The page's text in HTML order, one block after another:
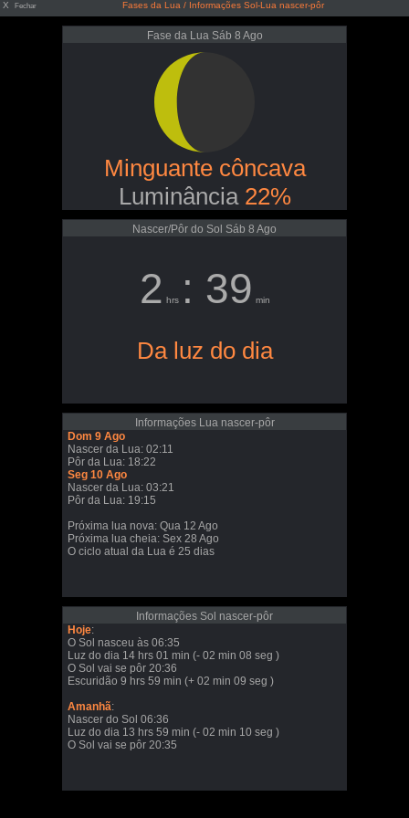
X Fechar Fases da Lua / Informações Sol-Lua nascer-pôr
Fase da Lua Sáb 8 Ago
Minguante côncava
Luminância 22%
Nascer/Pôr do Sol Sáb 8 Ago
2 hrs : 39 min
Da luz do dia
Informações Lua nascer-pôr
Dom 9 Ago
Nascer da Lua: 02:11
Pôr da Lua: 18:22
Seg 10 Ago
Nascer da Lua: 03:21
Pôr da Lua: 19:15
Próxima lua nova: Qua 12 Ago
Próxima lua cheia: Sex 28 Ago
O ciclo atual da Lua é 25 dias
Informações Sol nascer-pôr
Hoje:
O Sol nasceu às 06:35
Luz do dia 14 hrs 01 min (- 02 min 08 seg )
O Sol vai se pôr 20:36
Escuridão 9 hrs 59 min (+ 02 min 09 seg )
Amanhã:
Nascer do Sol 06:36
Luz do dia 13 hrs 59 min (- 02 min 10 seg )
O Sol vai se pôr 20:35